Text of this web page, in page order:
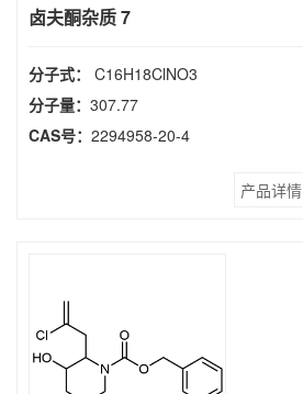
卤夫酮杂质 7
分子式： C16H18ClNO3
分子量： 307.77
CAS号： 2294958-20-4
产品详情